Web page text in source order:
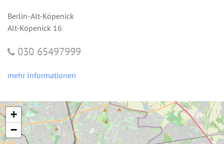
Berlin-Alt-Köpenick
Alt-Köpenick 16
030 65497999
mehr Informationen
+
−